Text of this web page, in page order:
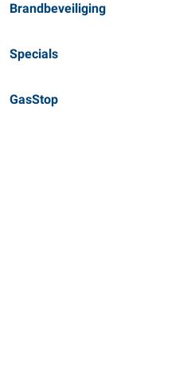
Brandbeveiliging
Specials
GasStop